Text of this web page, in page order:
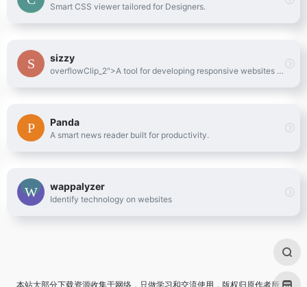
Smart CSS viewer tailored for Designers.
sizzy
overflowClip_2">A tool for developing responsive websites crazy-fast
Panda
A smart news reader built for productivity.
wappalyzer
Identify technology on websites
本站大部分下载资源收集于网络，只做学习和交流使用，版权归原作者所